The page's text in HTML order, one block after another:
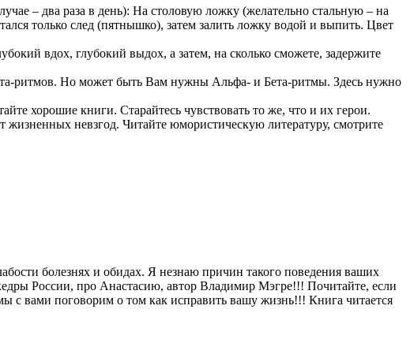
– два раза в день): На столовую ложку (желательно стальную – на
только след (пятнышко), затем залить ложку водой и выпить. Цвет
вдох, глубокий выдох, а затем, на сколько сможете, задержите
ритмов. Но может быть Вам нужны Альфа- и Бета-ритмы. Здесь нужно
хорошие книги. Старайтесь чувствовать то же, что и их герои.
невзгод. Читайте юмористическую литературу, смотрите
болезнях и обидах. Я незнаю причин такого поведения ваших
России, про Анастасию, автор Владимир Мэгре!!! Почитайте, если
с вами поговорим о том как исправить вашу жизнь!!! Книга читается